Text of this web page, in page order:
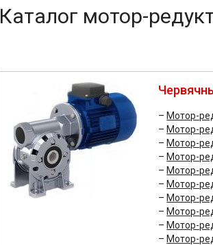
Каталог мотор-
Мотор-
Мотор-
Мотор-
Мотор-
Мотор-
Мотор-
Мотор-
Мотор-
Мотор-
Мотор-